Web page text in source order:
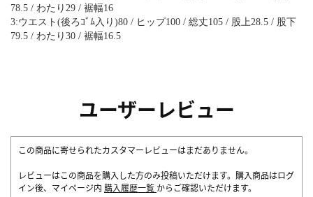
78.5 / わたり29 / 裾幅16
3:ウエスト(後ろｺﾞﾑ入り)80 / ヒップ100 / 総丈105 / 股上28.5 / 股下
79.5 / わたり30 / 裾幅16.5
ユーザーレビュー
この商品に寄せられたカスタマーレビューはまだありません。
レビューはこの商品を購入した方のみ投稿いただけます。購入商品はログ
イン後、マイページ内 購入履歴一覧 からご確認いただけます。